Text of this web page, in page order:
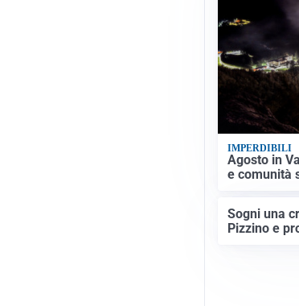
IMPERDIBILI
Agosto in
e comunità
Sogni una
Pizzino e